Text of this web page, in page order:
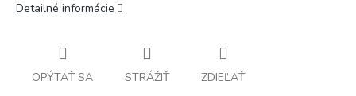
Detailné informácie
OPÝTAŤ SA STRÁŽIŤ ZDIEĽAŤ